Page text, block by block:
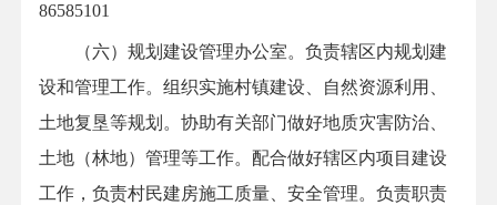
86585101
（六）规划建设管理办公室。负责辖区内规划建
设和管理工作。组织实施村镇建设、自然资源利用、
土地复垦等规划。协助有关部门做好地质灾害防治、
土地（林地）管理等工作。配合做好辖区内项目建设
工作，负责村民建房施工质量、安全管理。负责职责